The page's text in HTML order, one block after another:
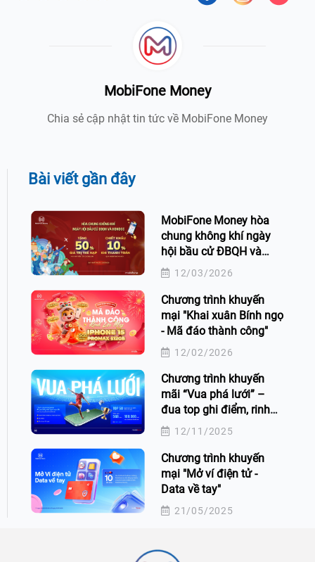
MobiFone Money
Chia sẻ cập nhật tin tức về MobiFone Money
Bài viết gần đây
MobiFone Money hòa
chung không khí ngày
hội bầu cử ĐBQH và
HĐND các cấp
12/03/2026
Chương trình khuyến
mại "Khai xuân Bính ngọ
- Mã đáo thành công"
12/02/2026
Chương trình khuyến
mãi “Vua phá lưới” –
đua top ghi điểm, rinh
quà cực đã!
12/11/2025
Chương trình khuyến
mại "Mở ví điện tử -
Data về tay"
21/05/2025